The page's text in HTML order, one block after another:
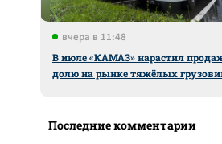
вчера в 11:48
В июле «КАМАЗ» нарастил
долю на рынке тяжёлых
Последние комментарии